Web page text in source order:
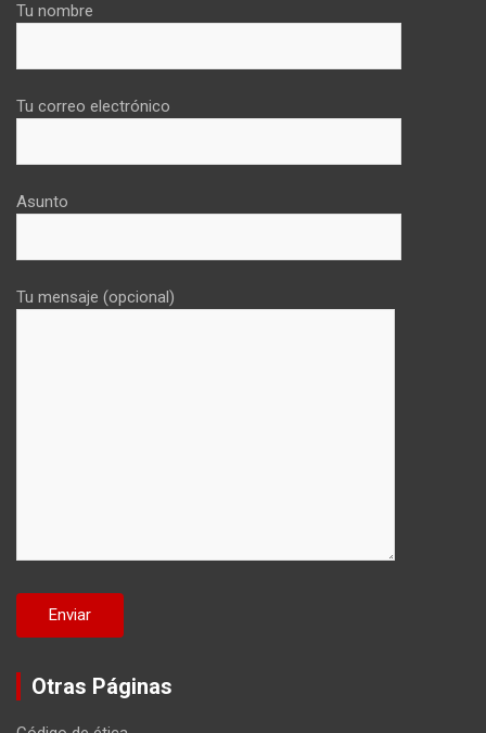
Tu nombre
Tu correo electrónico
Asunto
Tu mensaje (opcional)
Otras Páginas